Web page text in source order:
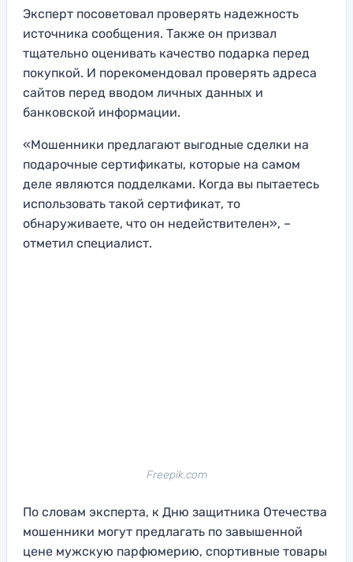
Эксперт посоветовал проверять надежность
источника сообщения. Также он призвал
тщательно оценивать качество подарка перед
покупкой. И порекомендовал проверять адреса
сайтов перед вводом личных данных и
банковской информации.
«Мошенники предлагают выгодные сделки на
подарочные сертификаты, которые на самом
деле являются подделками. Когда вы пытаетесь
использовать такой сертификат, то
обнаруживаете, что он недействителен», –
отметил специалист.
Freepik.com
По словам эксперта, к Дню защитника Отечества
мошенники могут предлагать по завышенной
цене мужскую парфюмерию, спортивные товары